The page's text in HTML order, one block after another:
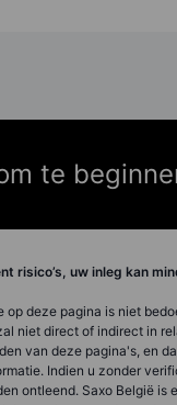
te
risico’s, uw inleg kan
op deze pagina is niet
niet direct of indirect in
van deze pagina's, en
Indien u zonder
ontleend. Saxo België is